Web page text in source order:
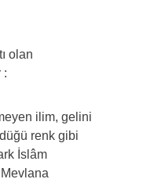
olan
:
ilim, gelini
renk gibi
İslâm